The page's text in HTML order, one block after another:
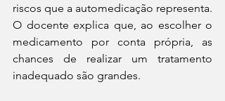
riscos que a automedicação representa.
O docente explica que, ao escolher o
medicamento por conta própria, as
chances de realizar um tratamento
inadequado são grandes.